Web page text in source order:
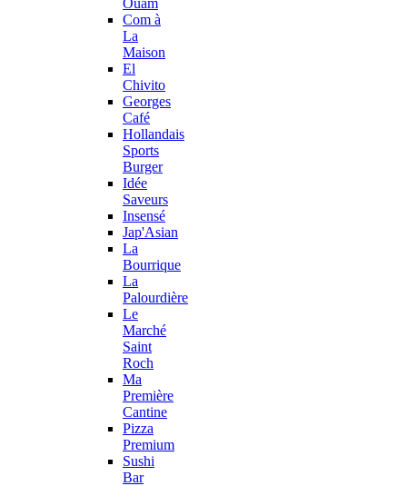
Ouam
Com à
La
Maison
El
Chivito
Georges
Café
Hollandais
Sports
Burger
Idée
Saveurs
Insensé
Jap'Asian
La
Bourrique
La
Palourdière
Le
Marché
Saint
Roch
Ma
Première
Cantine
Pizza
Premium
Sushi
Bar